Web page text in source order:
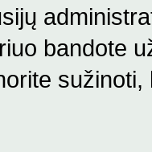
bandote